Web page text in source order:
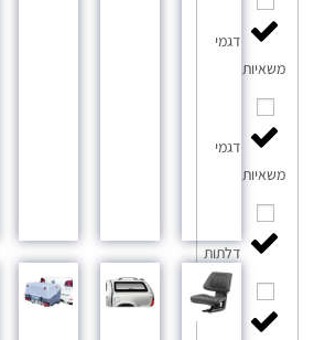
דגמי
משאיות
דגמי
משאיות
דלתות